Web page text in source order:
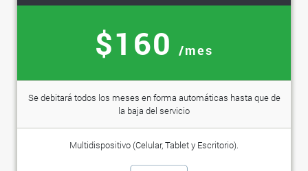
$160 /mes
Se debitará todos los meses en forma automáticas hasta que de
la baja del servicio
Multidispositivo (Celular, Tablet y Escritorio).